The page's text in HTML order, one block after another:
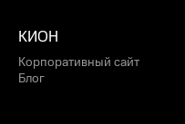
КИОН
Корпоративный сайт
Блог